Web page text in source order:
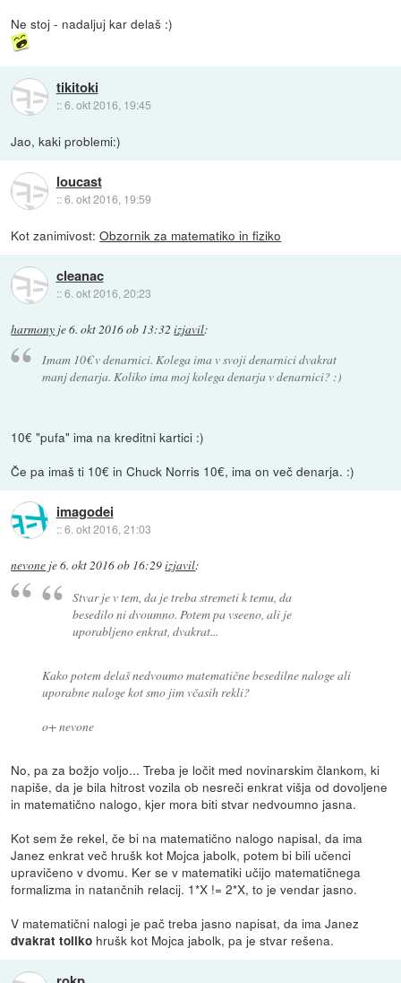
Ne stoj - nadaljuj kar delaš :)
tikitoki
::6. okt 2016, 19:45
Jao, kaki problemi:)
loucast
::6. okt 2016, 19:59
Kot zanimivost:Obzornik za matematiko in fiziko
cleanac
::6. okt 2016, 20:23
harmony je6. okt 2016 ob 13:32 izjavil:
Imam 10€ v denarnici. Kolega ima v svoji denarnici dvakrat
manj denarja. Koliko ima moj kolega denarja v denarnici? :)
10€ "pufa" ima na kreditni kartici :)
Če pa imaš ti 10€ in Chuck Norris 10€, ima on več denarja. :)
imagodei
::6. okt 2016, 21:03
nevone je6. okt 2016 ob 16:29izjavil:
Stvar je v tem, da je treba stremeti k temu, da
besedilo ni dvoumno. Potem pa vseeno, ali je
uporabljeno enkrat, dvakrat...
Kako potem delaš nedvoumo matematične besedilne naloge ali
uporabne naloge kot smo jim včasih rekli?
o+ nevone
No, pa za božjo voljo... Treba je ločit med novinarskim člankom, ki
napiše, da je bila hitrost vozila ob nesreči enkrat višja od dovoljene
in matematično nalogo, kjer mora biti stvar nedvoumno jasna.
Kot sem že rekel, če bi na matematično nalogo napisal, da ima
Janez enkrat več hrušk kot Mojca jabolk, potem bi bili učenci
upravičeno v dvomu. Ker se v matematiki učijo matematičnega
formalizma in natančnih relacij. 1*X != 2*X, to je vendar jasno.
V matematični nalogi je pač treba jasno napisat, da ima Janez
dvakrat toliko hrušk kot Mojca jabolk, pa je stvar rešena.